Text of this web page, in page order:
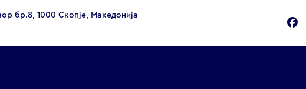
бр.8, 1000 Скопје, Македонија